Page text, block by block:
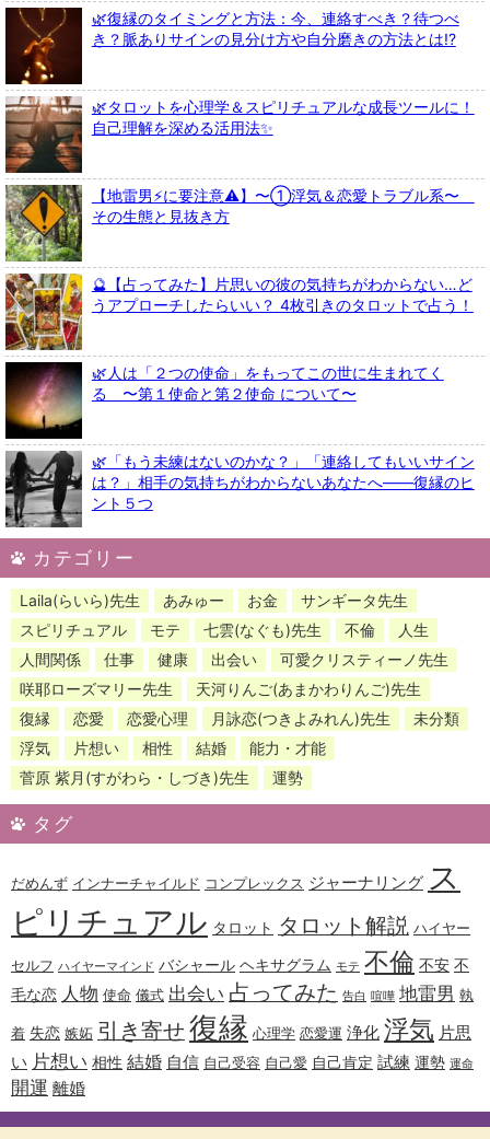
🌿復縁のタイミングと方法：今、連絡すべき？待つべ
き？脈ありサインの見分け方や自分磨きの方法とは!?
🌿タロットを心理学＆スピリチュアルな成長ツールに！
自己理解を深める活用法✨
【地雷男⚡に要注意⚠️】〜①浮気＆恋愛トラブル系〜
その生態と見抜き方
🔮【占ってみた】片思いの彼の気持ちがわからない…ど
うアプローチしたらいい？ 4枚引きのタロットで占う！
🌿人は「２つの使命」をもってこの世に生まれてく
る 〜第１使命と第２使命 について〜
🌿「もう未練はないのかな？」「連絡してもいいサイン
は？」相手の気持ちがわからないあなたへ——復縁のヒ
ント５つ
カテゴリー
Laila(らいら)先生 あみゅー お金
サンギータ先生
スピリチュアル
モテ 七雲(なぐも)先生 不倫
人生
人間関係
仕事 健康 出会い
可愛クリスティーノ先生
咲耶ローズマリー先生
天河りんご(あまかわりんご)先生
復縁
恋愛 恋愛心理 月詠恋(つきよみれん)先生
未分類
浮気
片想い 相性 結婚
能力・才能
菅原 紫月(すがわら・しづき)先生
運勢
タグ
だめんず インナーチャイルド コンプレックス ジャーナリング ス
ピリチュアル タロット タロット解説 ハイヤー
セルフ ハイヤーマインド バシャール ヘキサグラム モテ 不倫 不安 不
毛な恋 人物 使命 儀式 出会い 占ってみた 告白 喧嘩 地雷男 執
着 失恋 嫉妬 引き寄せ 復縁 心理学 恋愛運 浄化 浮気 片思
い 片想い 相性 結婚 自信 自己受容 自己愛 自己肯定 試練 運勢 運命
開運 離婚